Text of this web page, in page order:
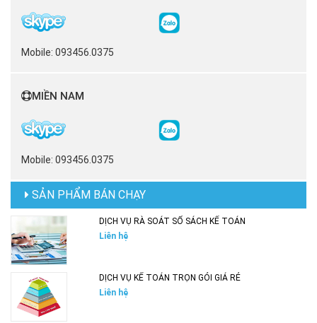
Mobile: 093456.0375
MIỀN NAM
Mobile: 093456.0375
SẢN PHẨM BÁN CHẠY
DỊCH VỤ RÀ SOÁT SỔ SÁCH KẾ TOÁN
Liên hệ
DỊCH VỤ KẾ TOÁN TRỌN GÓI GIÁ RẺ
Liên hệ